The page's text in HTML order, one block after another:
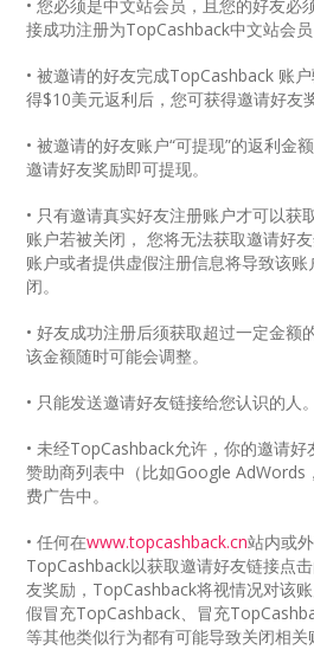
• 您必须是中文站会员，且您的好友必
接成功注册为TopCashback中文站会员
• 被邀请的好友完成TopCashback 账
得$10美元返利后，您可获得邀请好友
• 被邀请的好友账户“可提现”的返利金
邀请好友奖励即可提现。
• 只有邀请真实好友注册账户才可以获
账户若被关闭， 您将无法获取邀请好
账户或者提供虚假注册信息将导致该
闭。
• 好友成功注册后须获取超过一定金额
该金额随时可能会调整。
• 只能发送邀请好友链接给您认识的人。
• 未经TopCashback允许，你的邀请
赞助商列表中（比如Google AdWords
费广告中。
• 任何在www.topcashback.cn站内或
TopCashback以获取邀请好友链接点
友奖励，TopCashback将视情况对该
假冒充TopCashback、冒充
等其他类似行为都有可能导致关闭相关